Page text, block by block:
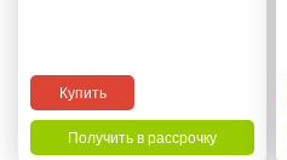
Купить
Получить в рассрочку